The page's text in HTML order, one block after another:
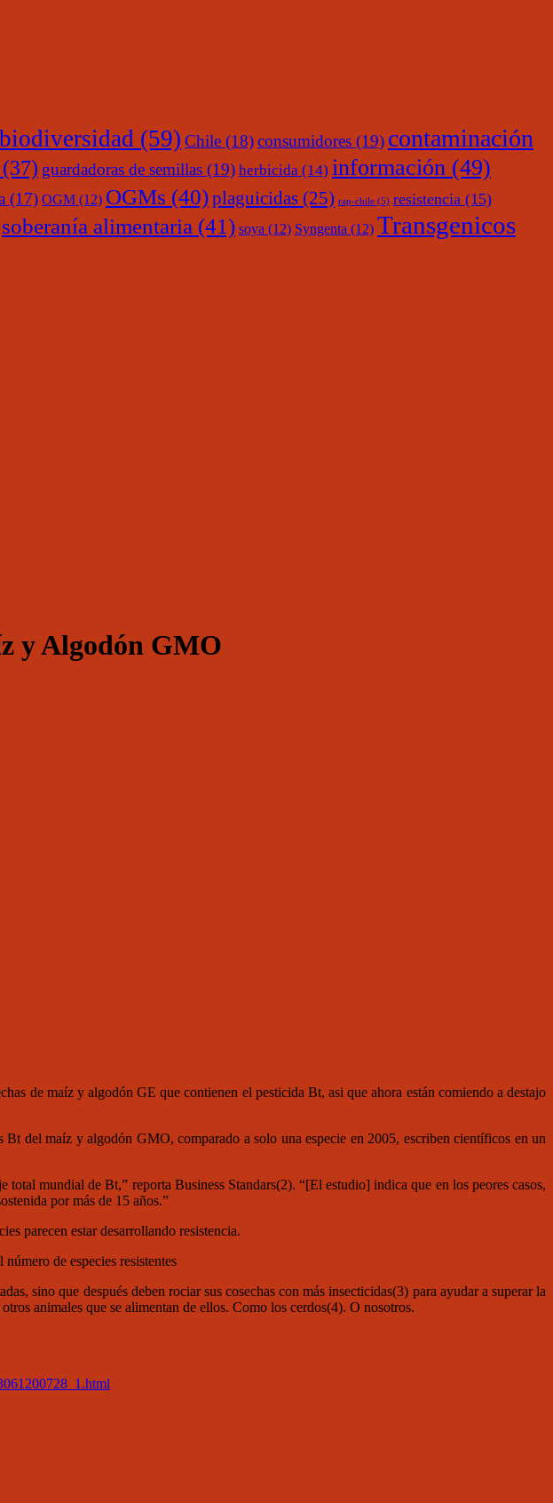
biodiversidad (59) Chile (18)consumidores (19) contaminación
(37) guardadoras de semillas (19) herbicida (14) información (49)
(17) OGM (12) OGMs (40)plaguicidas (25) rap-chile (5) resistencia (15)
soberanía alimentaria (41) soya (12) Syngenta (12) Transgenicos
y Algodón GMO
de maíz y algodón GE que contienen el pesticida Bt, asi que ahora están comiendo a destajo
del maíz y algodón GMO, comparado a solo una especie en 2005, escriben científicos en un
mundial de Bt,” reporta Business Standars(2). “[El estudio] indica que en los peores casos,
por más de 15 años.”
parecen estar desarrollando resistencia.
de especies resistentes
sino que después deben rociar sus cosechas con más insecticidas(3) para ayudar a superar la
animales que se alimentan de ellos. Como los cerdos(4). O nosotros.